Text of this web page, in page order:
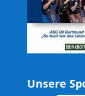
Unsere